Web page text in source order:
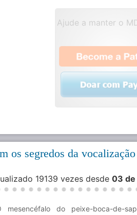
Ajude a manter o
os segredos da
19139 vezes desde 03
mesencéfalo do peixe-boca-de-